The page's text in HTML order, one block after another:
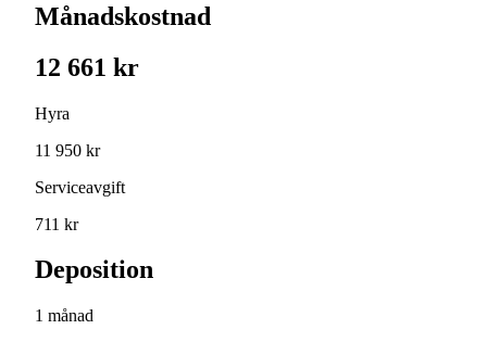
Månadskostnad
12 661 kr
Hyra
11 950 kr
Serviceavgift
711 kr
Deposition
1 månad